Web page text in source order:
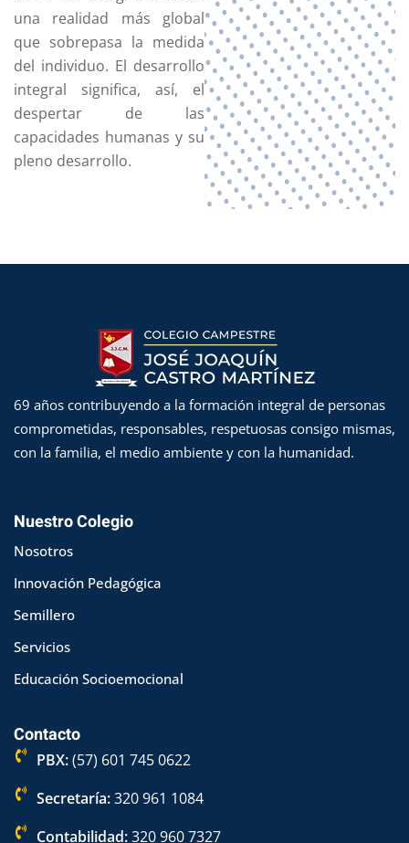
una realidad más global
que sobrepasa la medida
del individuo. El desarrollo
integral significa, así, el
despertar de las
capacidades humanas y su
pleno desarrollo.
69 años contribuyendo a la formación integral de personas
comprometidas, responsables, respetuosas consigo mismas,
con la familia, el medio ambiente y con la humanidad.
Nuestro Colegio
Nosotros
Innovación Pedagógica
Semillero
Servicios
Educación Socioemocional
Contacto
PBX:(57) 601 745 0622
Secretaría:320 961 1084
Contabilidad:320 960 7327